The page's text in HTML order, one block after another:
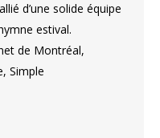
d’une solide équipe
estival.
de Montréal,
Simple